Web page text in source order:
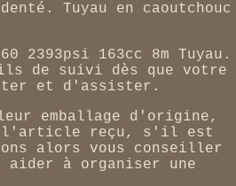
Tuyau en caoutchouc
2393psi 163cc 8m Tuyau.
de suivi dès que votre
et d'assister.
emballage d'origine,
l'article reçu, s'il est
alors vous conseiller
à organiser une